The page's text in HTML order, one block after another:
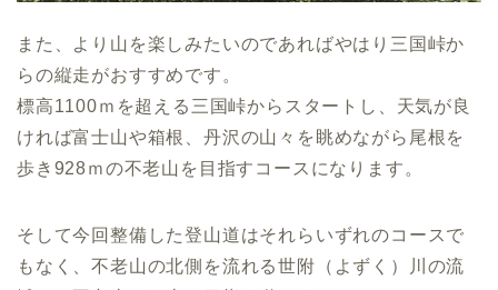
また、より山を楽しみたいのであればやはり三国峠か
らの縦走がおすすめです。
標高1100ｍを超える三国峠からスタートし、天気が良
ければ富士山や箱根、丹沢の山々を眺めながら尾根を
歩き928ｍの不老山を目指すコースになります。
そして今回整備した登山道はそれらいずれのコースで
もなく、不老山の北側を流れる世附（よずく）川の流